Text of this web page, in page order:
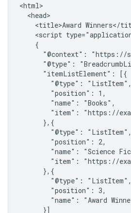
<html>
  <head>
<title>Award Winners</
<script
    {
"@context": "https://
"@type":
      "itemListElement": [{
        "@type": "ListItem",
        "position": 1,
        "name": "Books",
"item": "https://
      },{
        "@type": "ListItem",
        "position": 2,
"name": "Science
"item": "https://
      },{
        "@type": "ListItem",
        "position": 3,
"name": "Award
      }]